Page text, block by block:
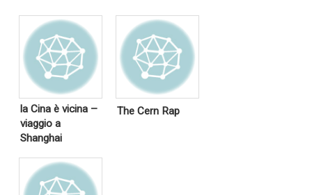
la Cina è vicina –
viaggio a
Shanghai
The Cern Rap